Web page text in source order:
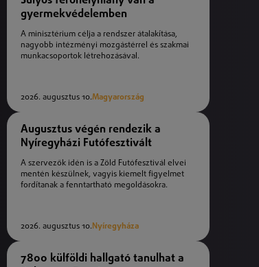
gyermekvédelemben
A minisztérium célja a rendszer átalakítása,
nagyobb intézményi mozgástérrel és szakmai
munkacsoportok létrehozásával.
2026. augusztus 10.Magyarország
Augusztus végén rendezik a
Nyíregyházi Futófesztivált
A szervezők idén is a Zöld Futófesztivál elvei
mentén készülnek, vagyis kiemelt figyelmet
fordítanak a fenntartható megoldásokra.
2026. augusztus 10. Nyíregyháza
7800 külföldi hallgató tanulhat a